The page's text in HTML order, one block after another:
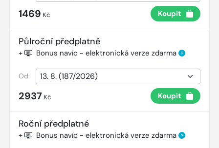
1469 Kč Koupit
Půlroční předplatné
+ Bonus navíc - elektronická verze zdarma ?
Od:
2937 Kč Koupit
Roční předplatné
+ Bonus navíc - elektronická verze zdarma ?